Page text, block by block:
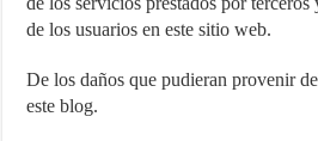
de los usuarios en este sitio web.
De los daños que pudieran provenir
este blog.